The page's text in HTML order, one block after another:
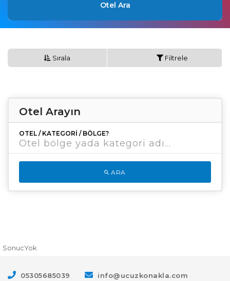
Otel Ara
Sırala Filtrele
Otel Arayın
OTEL / KATEGORI / BÖLGE?
ARA
SonucYok
05305685039
info@ucuzkonakla.com